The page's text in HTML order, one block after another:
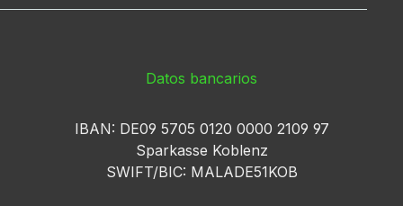
Datos bancarios
IBAN: DE09 5705 0120 0000 2109 97
Sparkasse Koblenz
SWIFT/BIC: MALADE51KOB